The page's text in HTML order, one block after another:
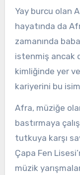
Yay burcu olan
hayatında da
zamanında
istenmiş ancak
kimliğinde yer
kariyerini bu
Afra, müziğe
bastırmaya
tutkuya karşı
Çapa Fen
müzik